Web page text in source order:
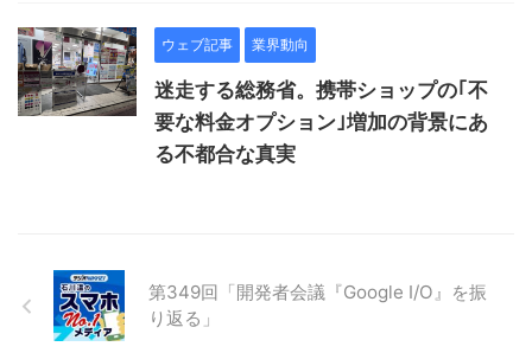
ウェブ記事 業界動向
迷走する総務省。携帯ショップの｢不
要な料金オプション｣増加の背景にあ
る不都合な真実
第349回「開発者会議『Google I/O』を振
り返る」